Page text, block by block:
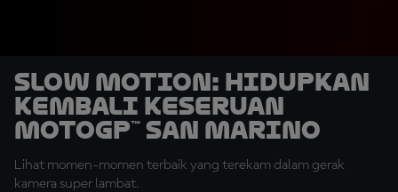
SLOW MOTION: Hidupkan
Kembali Keseruan
MotoGP™ San Marino
Lihat momen-momen terbaik yang terekam dalam gerak
kamera super lambat.